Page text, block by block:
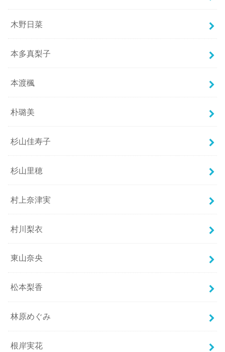
木野日菜
本多真梨子
本渡楓
朴璐美
杉山佳寿子
杉山里穂
村上奈津実
村川梨衣
東山奈央
松本梨香
林原めぐみ
根岸実花